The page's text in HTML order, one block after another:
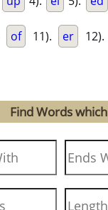
of 11). er 12).
Find Words which